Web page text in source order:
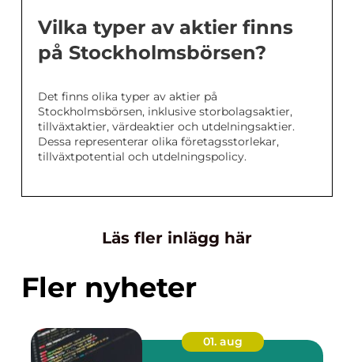
Vilka typer av aktier finns
på Stockholmsbörsen?
Det finns olika typer av aktier på
Stockholmsbörsen, inklusive storbolagsaktier,
tillväxtaktier, värdeaktier och utdelningsaktier.
Dessa representerar olika företagsstorlekar,
tillväxtpotential och utdelningspolicy.
Läs fler inlägg här
Fler nyheter
01. aug